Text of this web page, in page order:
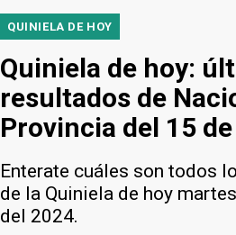
QUINIELA DE HOY
Quiniela de hoy:
resultados de
Provincia del 15
Enterate cuáles son todos
de la Quiniela de hoy
del 2024.